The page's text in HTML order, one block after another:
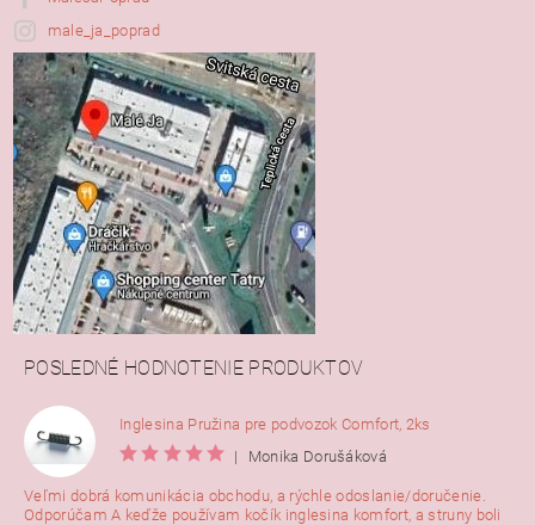
male_ja_poprad
POSLEDNÉ HODNOTENIE PRODUKTOV
Inglesina Pružina pre podvozok Comfort, 2ks
|
Monika Dorušáková
Veľmi dobrá komunikácia obchodu, a rýchle odoslanie/doručenie.
Odporúčam A keďže používam kočík inglesina komfort, a struny boli